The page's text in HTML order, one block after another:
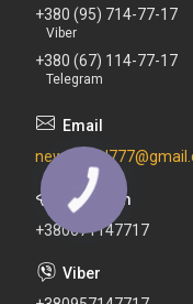
+380 (95) 714-77-17
Viber
+380 (67) 114-77-17
Telegram
+380671147717